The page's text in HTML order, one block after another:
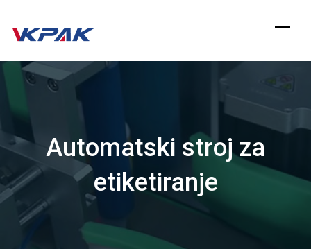
Preskoči
Automatski stroj za
etiketiranje